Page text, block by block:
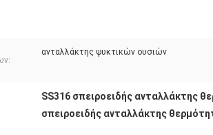
ανταλλάκτης ψυκτικών ουσιών
SS316 σπειροειδής ανταλλάκτης
σπειροειδής ανταλλάκτης